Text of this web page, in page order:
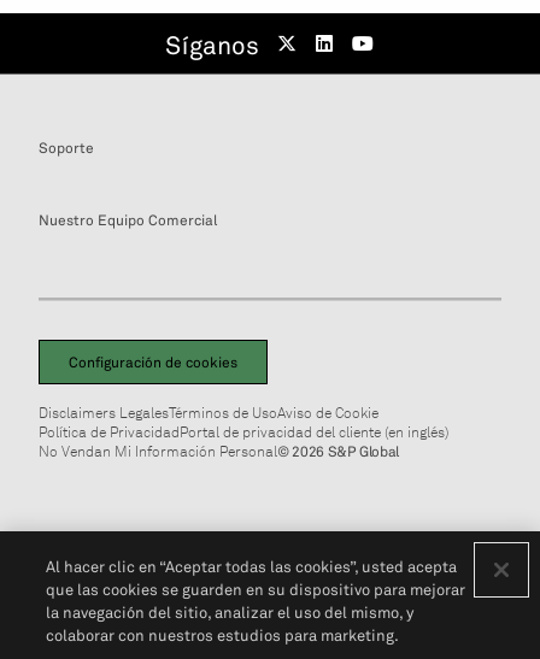
Síganos
Soporte
Nuestro Equipo Comercial
Configuración de cookies
Disclaimers LegalesTérminos de UsoAviso de Cookie
Política de PrivacidadPortal de privacidad del cliente (en inglés)
No Vendan Mi Información Personal© 2026 S&P Global
Al hacer clic en “Aceptar todas las cookies”, usted acepta
que las cookies se guarden en su dispositivo para mejorar
la navegación del sitio, analizar el uso del mismo, y
colaborar con nuestros estudios para marketing.